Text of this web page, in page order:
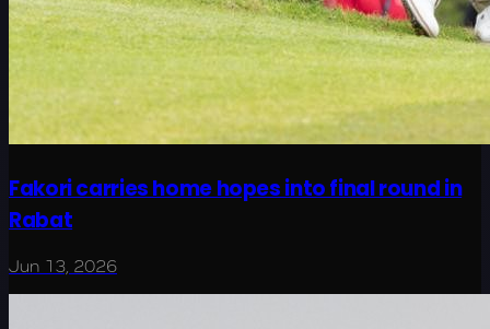
Fakori carries home hopes into final round in
Rabat
Jun 13, 2026